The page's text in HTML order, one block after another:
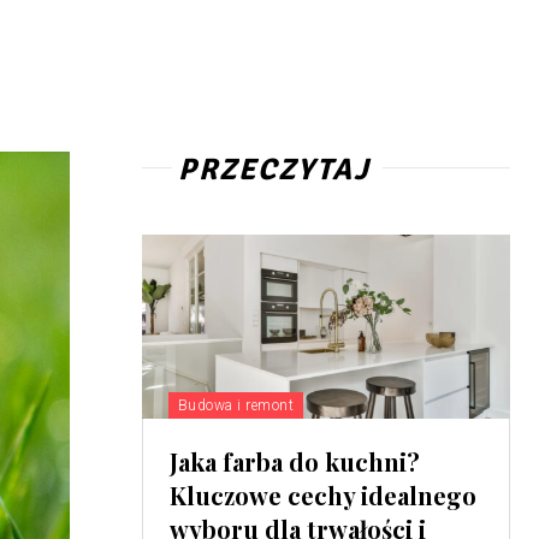
PRZECZYTAJ
Budowa i remont
Jaka farba do kuchni?
Kluczowe cechy idealnego
wyboru dla trwałości i